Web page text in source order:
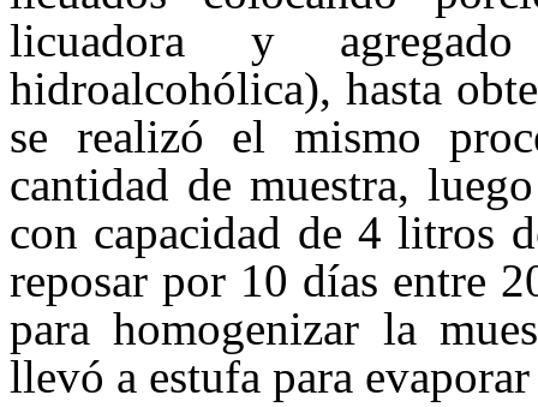
licuadora y
hidroalcohólica), hasta
se realizó el mismo
cantidad de muestra,
con capacidad de 4 litros
reposar por 10 días entre
para homogenizar la
llevó a estufa para